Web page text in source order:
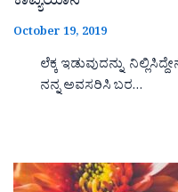
October 19, 2019
ಲೆಕ್ಕ ಇಡುವುದನ್ನು
ನನ್ನ ಅವಸರಿಸಿ ಬರ…